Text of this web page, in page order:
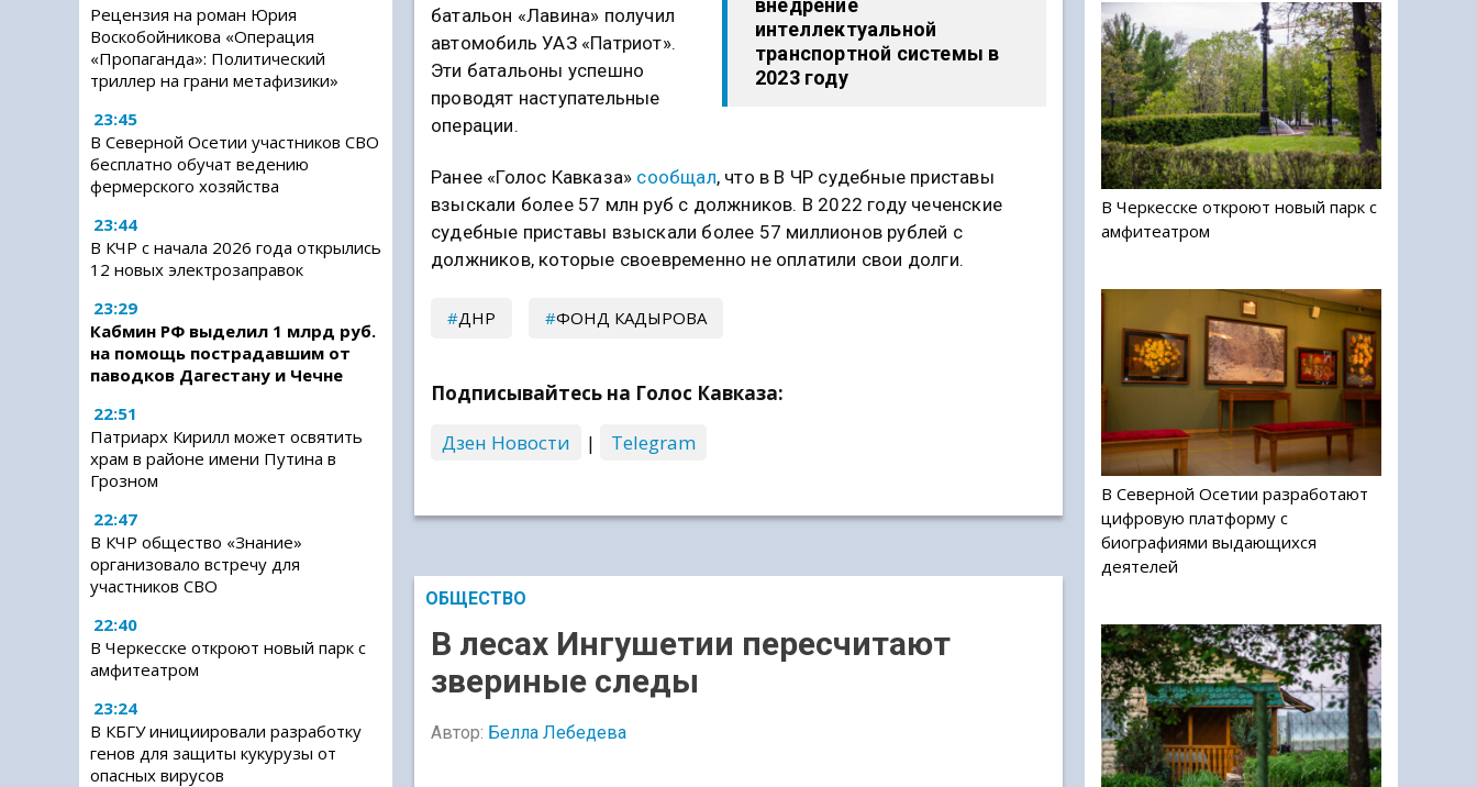
Рецензия на роман Юрия
Воскобойникова «Операция
«Пропаганда»: Политический
триллер на грани метафизики»
23:45
В Северной Осетии участников СВО
бесплатно обучат ведению
фермерского хозяйства
23:44
В КЧР с начала 2026 года открылись
12 новых электрозаправок
23:29
Кабмин РФ выделил 1 млрд руб.
на помощь пострадавшим от
паводков Дагестану и Чечне
22:51
Патриарх Кирилл может освятить
храм в районе имени Путина в
Грозном
22:47
В КЧР общество «Знание»
организовало встречу для
участников СВО
22:40
В Черкесске откроют новый парк с
амфитеатром
23:24
В КБГУ инициировали разработку
генов для защиты кукурузы от
опасных вирусов
внедрение
интеллектуальной
транспортной системы в
2023 году
батальон «Лавина» получил
автомобиль УАЗ «Патриот».
Эти батальоны успешно
проводят наступательные
операции.
Ранее «Голос Кавказа» сообщал, что в В ЧР судебные приставы
взыскали более 57 млн руб с должников. В 2022 году чеченские
судебные приставы взыскали более 57 миллионов рублей с
должников, которые своевременно не оплатили свои долги.
ДНР ФОНД КАДЫРОВА
Подписывайтесь на Голос Кавказа:
Дзен Новости
| Telegram
ОБЩЕСТВО
В лесах Ингушетии пересчитают
звериные следы
Автор: Белла Лебедева
В Черкесске откроют новый парк с
амфитеатром
В Северной Осетии разработают
цифровую платформу с
биографиями выдающихся
деятелей